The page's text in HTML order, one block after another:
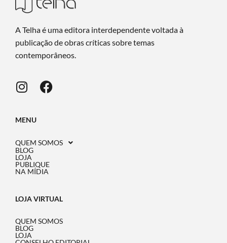
A Telha é uma editora interdependente voltada à
publicação de obras críticas sobre temas
contemporâneos.
MENU
QUEM SOMOS
BLOG
LOJA
PUBLIQUE
NA MÍDIA
LOJA VIRTUAL
QUEM SOMOS
BLOG
LOJA